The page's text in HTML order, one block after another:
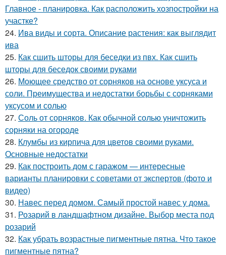
Главное - планировка. Как расположить хозпостройки на
участке?
24. Ива виды и сорта. Описание растения: как выглядит
ива
25. Как сшить шторы для беседки из пвх. Как сшить
шторы для беседок своими руками
26. Моющее средство от сорняков на основе уксуса и
соли. Преимущества и недостатки борьбы с сорняками
уксусом и солью
27. Соль от сорняков. Как обычной солью уничтожить
сорняки на огороде
28. Клумбы из кирпича для цветов своими руками.
Основные недостатки
29. Как построить дом с гаражом — интересные
варианты планировки с советами от экспертов (фото и
видео)
30. Навес перед домом. Самый простой навес у дома.
31. Розарий в ландшафтном дизайне. Выбор места под
розарий
32. Как убрать возрастные пигментные пятна. Что такое
пигментные пятна?